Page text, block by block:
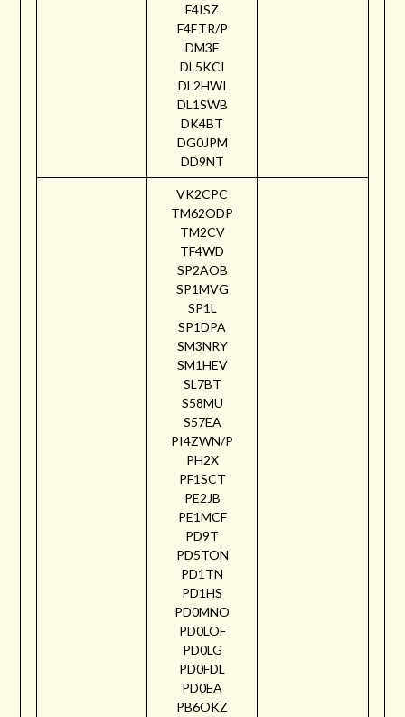
F4ISZ
F4ETR/P
DM3F
DL5KCI
DL2HWI
DL1SWB
DK4BT
DG0JPM
DD9NT
VK2CPC
TM62ODP
TM2CV
TF4WD
SP2AOB
SP1MVG
SP1L
SP1DPA
SM3NRY
SM1HEV
SL7BT
S58MU
S57EA
PI4ZWN/P
PH2X
PF1SCT
PE2JB
PE1MCF
PD9T
PD5TON
PD1TN
PD1HS
PD0MNO
PD0LOF
PD0LG
PD0FDL
PD0EA
PB6OKZ